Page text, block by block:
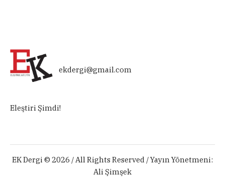
ekdergi@gmail.com
Eleştiri Şimdi!
EK Dergi © 2026 / All Rights Reserved / Yayın Yönetmeni:
Ali Şimşek